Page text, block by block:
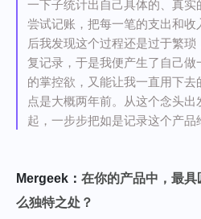
一下子统计出自己具体的、真
尝试记账，把每一笔的支出和收
后我发现这个过程还是过于繁
复记录，于是我便产生了自己
的掌控欲，又能让我一直用下
点是大概两年前。从这个念头
起，一步步把如是记录这个产品
Mergeek： 在你的产品中，最
么独特之处？